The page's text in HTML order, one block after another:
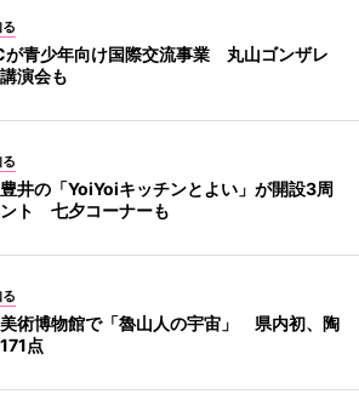
が青少年向け国際交流事業 丸山ゴンザレ
演会も
井の「YoiYoiキッチンとよい」が開設3周
ト 七夕コーナーも
術博物館で「魯山人の宇宙」 県内初、陶
点